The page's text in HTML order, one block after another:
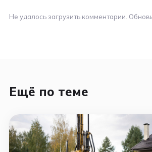
Не удалось загрузить комментарии.
Ещё по теме